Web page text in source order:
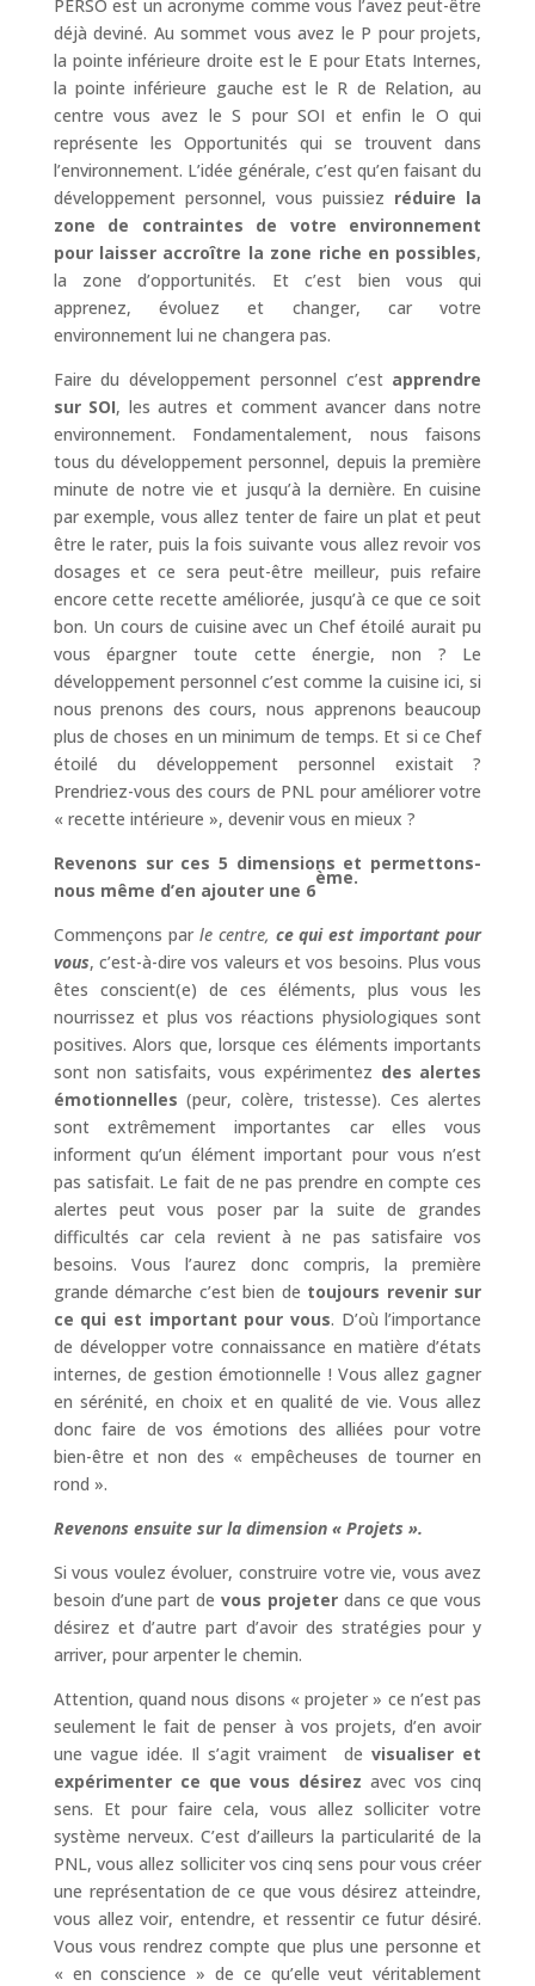
PERSO est un acronyme comme vous l’avez peut-être
déjà deviné. Au sommet vous avez le P pour projets,
la pointe inférieure droite est le E pour Etats Internes,
la pointe inférieure gauche est le R de Relation, au
centre vous avez le S pour SOI et enfin le O qui
représente les Opportunités qui se trouvent dans
l’environnement. L’idée générale, c’est qu’en faisant du
développement personnel, vous puissiez réduire la
zone de contraintes de votre environnement
pour laisser accroître la zone riche en possibles,
la zone d’opportunités. Et c’est bien vous qui
apprenez, évoluez et changer, car votre
environnement lui ne changera pas.
Faire du développement personnel c’est apprendre
sur SOI, les autres et comment avancer dans notre
environnement. Fondamentalement, nous faisons
tous du développement personnel, depuis la première
minute de notre vie et jusqu’à la dernière. En cuisine
par exemple, vous allez tenter de faire un plat et peut
être le rater, puis la fois suivante vous allez revoir vos
dosages et ce sera peut-être meilleur, puis refaire
encore cette recette améliorée, jusqu’à ce que ce soit
bon. Un cours de cuisine avec un Chef étoilé aurait pu
vous épargner toute cette énergie, non ? Le
développement personnel c’est comme la cuisine ici, si
nous prenons des cours, nous apprenons beaucoup
plus de choses en un minimum de temps. Et si ce Chef
étoilé du développement personnel existait ?
Prendriez-vous des cours de PNL pour améliorer votre
« recette intérieure », devenir vous en mieux ?
Revenons sur ces 5 dimensions et permettons-
nous même d’en ajouter une 6
ème.
Commençons par le centre, ce qui est important pour
vous, c’est-à-dire vos valeurs et vos besoins. Plus vous
êtes conscient(e) de ces éléments, plus vous les
nourrissez et plus vos réactions physiologiques sont
positives. Alors que, lorsque ces éléments importants
sont non satisfaits, vous expérimentez des alertes
émotionnelles (peur, colère, tristesse). Ces alertes
sont extrêmement importantes car elles vous
informent qu’un élément important pour vous n’est
pas satisfait. Le fait de ne pas prendre en compte ces
alertes peut vous poser par la suite de grandes
difficultés car cela revient à ne pas satisfaire vos
besoins. Vous l’aurez donc compris, la première
grande démarche c’est bien de toujours revenir sur
ce qui est important pour vous. D’où l’importance
de développer votre connaissance en matière d’états
internes, de gestion émotionnelle ! Vous allez gagner
en sérénité, en choix et en qualité de vie. Vous allez
donc faire de vos émotions des alliées pour votre
bien-être et non des « empêcheuses de tourner en
rond ».
Revenons ensuite sur la dimension « Projets ».
Si vous voulez évoluer, construire votre vie, vous avez
besoin d’une part devous projeterdans ce que vous
désirez et d’autre part d’avoir des stratégies pour y
arriver, pour arpenter le chemin.
Attention, quand nous disons « projeter » ce n’est pas
seulement le fait de penser à vos projets, d’en avoir
une vague idée. Il s’agit vraiment devisualiser et
expérimenter ce que vous désirez avec vos cinq
sens. Et pour faire cela, vous allez solliciter votre
système nerveux. C’est d’ailleurs la particularité de la
PNL, vous allez solliciter vos cinq sens pour vous créer
une représentation de ce que vous désirez atteindre,
vous allez voir, entendre, et ressentir ce futur désiré.
Vous vous rendrez compte que plus une personne et
« en conscience » de ce qu’elle veut véritablement